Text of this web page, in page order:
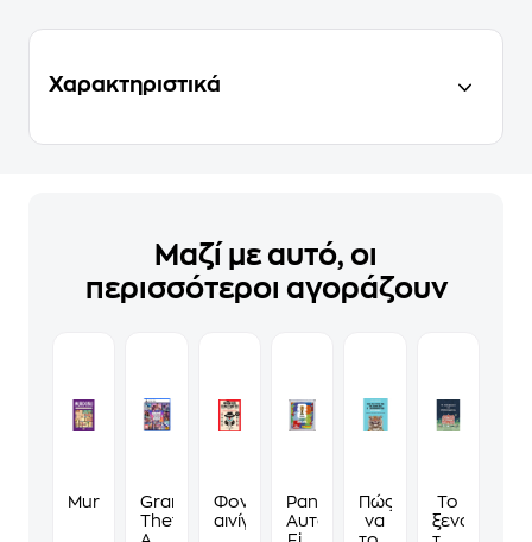
Χαρακτηριστικά
Μαζί με αυτό, οι
περισσότεροι αγοράζουν
MurdokuGrand
Theft
Φονικά
αινίγματα
Panini
Αυτοκόλλητα
Πώς
να
Το
ξενοδοχείο